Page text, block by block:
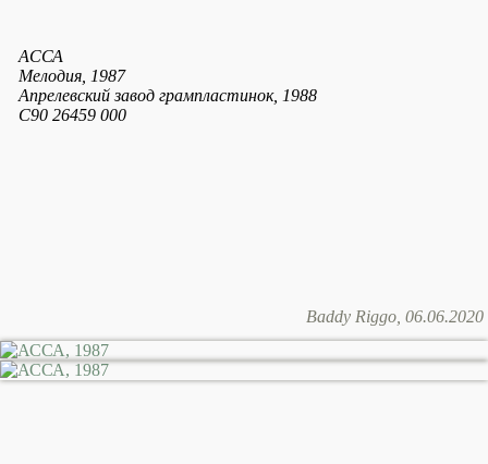
АССА
Мелодия, 1987
Апрелевский завод грампластинок, 1988
С90 26459 000
Baddy Riggo, 06.06.2020